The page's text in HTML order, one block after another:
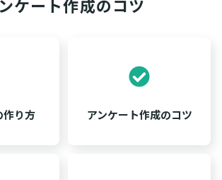
ケート作成のコツ
作り方 アンケート作成のコツ